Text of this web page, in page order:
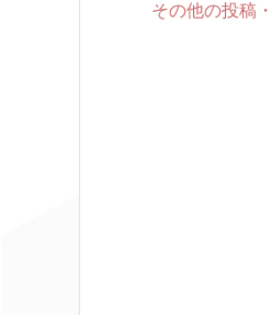
その他の投稿